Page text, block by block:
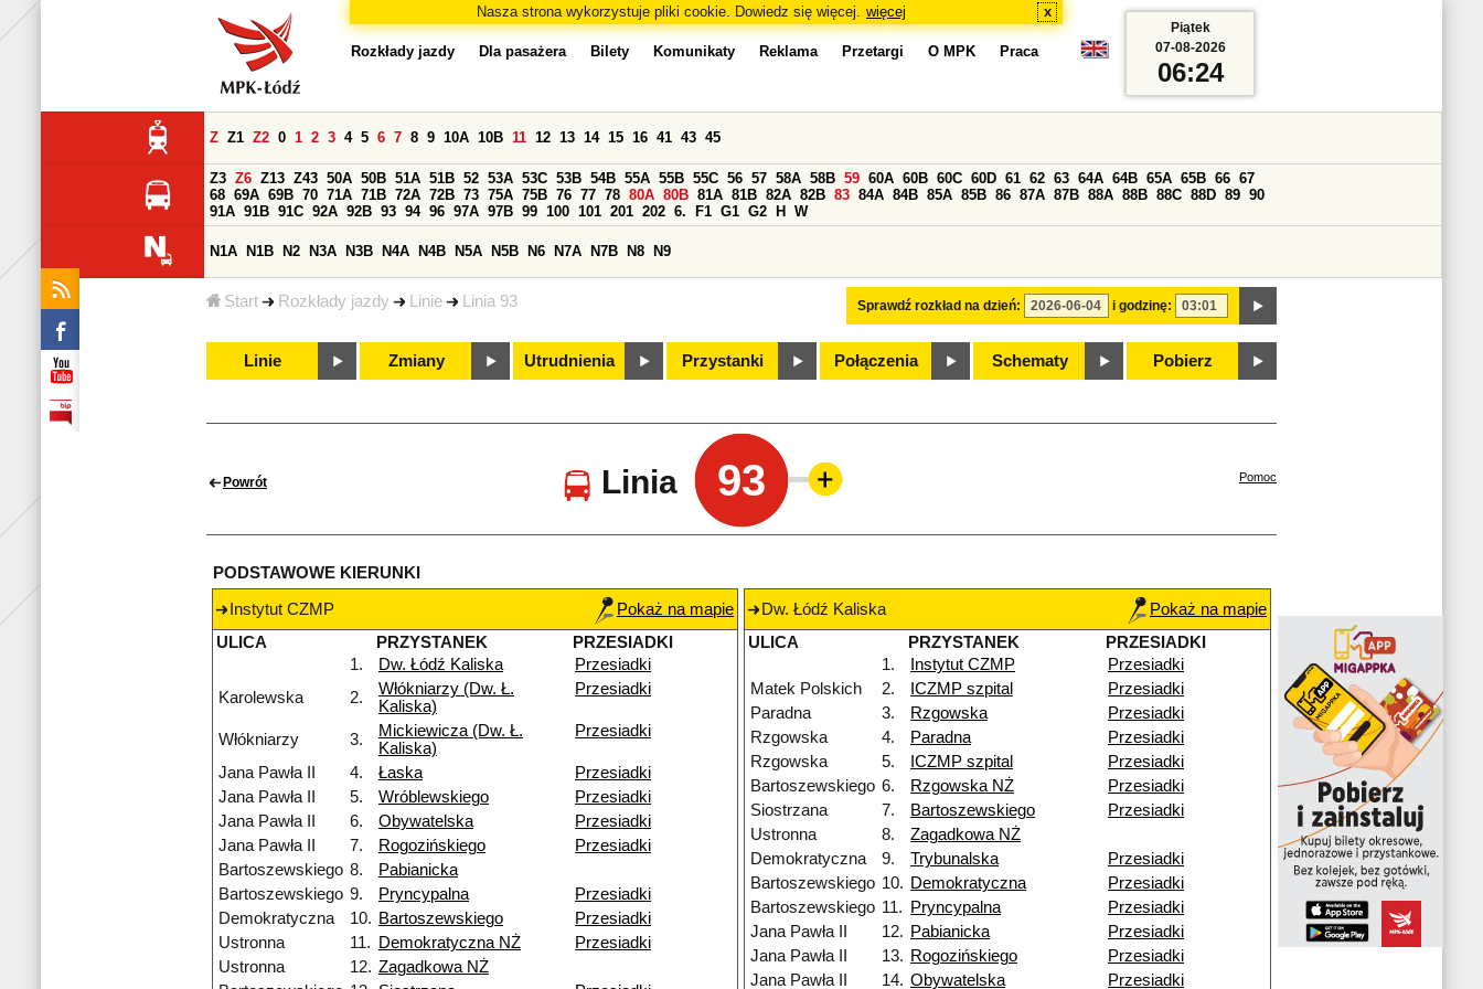
Nasza strona wykorzystuje pliki cookie. Dowiedz się więcej. więcej x
Start Rozkłady jazdy Linie Linia 93
Rozkłady jazdy Dla pasażera Bilety Komunikaty Reklama Przetargi O MPK Praca
Sprawdź rozkład na dzień: i godzinę:
Z Z1 Z2 0 1 2 3 4 5 6 7 8 9 10A 10B 11 12 13 14 15 16 41 43 45
Z3 Z6 Z13 Z43 50A 50B 51A 51B 52 53A 53C 53B 54B 55A 55B 55C 56 57 58A 58B 59 60A 60B 60C 60D 61 62 63 64A 64B 65A 65B 66 67
68 69A 69B 70 71A 71B 72A 72B 73 75A 75B 76 77 78 80A 80B 81A 81B 82A 82B 83 84A 84B 85A 85B 86 87A 87B 88A 88B 88C 88D 89 90
91A 91B 91C 92A 92B 93 94 96 97A 97B 99 100 101 201 202 6. F1 G1 G2 H W
N1A N1B N2 N3A N3B N4A N4B N5A N5B N6 N7A N7B N8 N9
Linie Zmiany Utrudnienia Przystanki Połączenia Schematy Pobierz
Piątek
07-08-2026
06:24
Powrót Linia 93 Pomoc
PODSTAWOWE KIERUNKI
Instytut CZMP
Pokaż na mapie
ULICA
PRZYSTANEK
PRZESIADKI
1.
Dw. Łódź Kaliska
Przesiadki
Karolewska
2.
Włókniarzy (Dw. Ł.
Kaliska)
Przesiadki
Włókniarzy 3.
Mickiewicza (Dw. Ł.
Kaliska)
Przesiadki
Jana Pawła II 4. Łaska
Przesiadki
Jana Pawła II
5. Wróblewskiego
Przesiadki
Jana Pawła II
6. Obywatelska
Przesiadki
Jana Pawła II
7. Rogozińskiego
Przesiadki
Bartoszewskiego 8.
Pabianicka
Bartoszewskiego 9. Pryncypalna
Przesiadki
Demokratyczna
10. Bartoszewskiego
Przesiadki
Ustronna
11. Demokratyczna NŻ
Przesiadki
Ustronna
12. Zagadkowa NŻ
Dw. Łódź Kaliska
Pokaż na mapie
ULICA
PRZYSTANEK
PRZESIADKI
1.
Instytut CZMP
Przesiadki
Matek Polskich
2. ICZMP szpital
Przesiadki
Paradna
3. Rzgowska
Przesiadki
Rzgowska
4. Paradna
Przesiadki
Rzgowska
5. ICZMP szpital
Przesiadki
Bartoszewskiego 6. Rzgowska NŻ
Przesiadki
Siostrzana
7. Bartoszewskiego
Przesiadki
Ustronna
8.
Zagadkowa NŻ
Demokratyczna
9. Trybunalska
Przesiadki
Bartoszewskiego 10. Demokratyczna
Przesiadki
Bartoszewskiego 11. Pryncypalna
Przesiadki
Jana Pawła II
12. Pabianicka
Przesiadki
Jana Pawła II
13. Rogozińskiego
Przesiadki
Jana Pawła II
14. Obywatelska Przesiadki